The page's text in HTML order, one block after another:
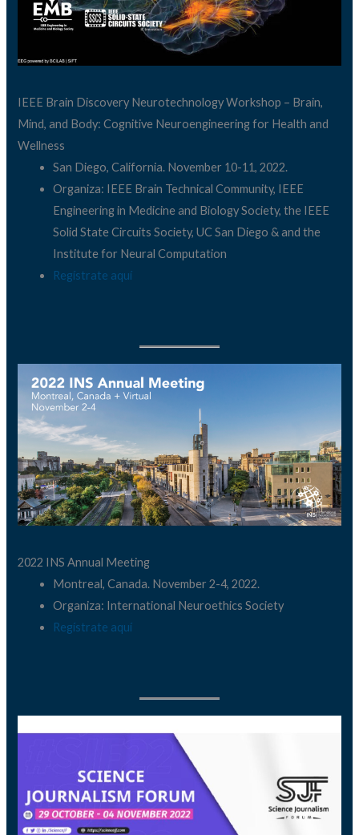
IEEE Brain Discovery Neurotechnology Workshop – Brain,
Mind, and Body: Cognitive Neuroengineering for Health and
Wellness
San Diego, California. November 10-11, 2022.
Organiza: IEEE Brain Technical Community, IEEE
Engineering in Medicine and Biology Society, the IEEE
Solid State Circuits Society, UC San Diego & and the
Institute for Neural Computation
Regístrate aquí
2022 INS Annual Meeting
Montreal, Canada. November 2-4, 2022.
Organiza: International Neuroethics Society
Regístrate aquí